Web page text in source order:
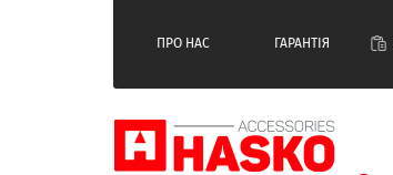
ПРО НАС ГАРАНТІЯ